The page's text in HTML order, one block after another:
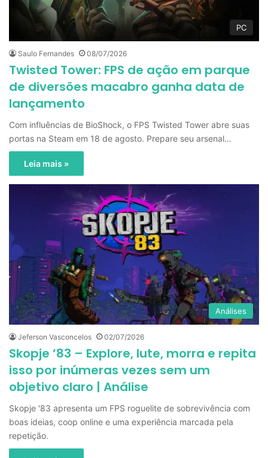
PC
Saulo Fernandes 08/07/2026
Twisted Tower: FPS de ação em parque
de diversões macabro ganha data de
lançamento
Com influências de BioShock, o FPS Twisted Tower abre suas
portas na Steam em 18 de agosto. Prepare seu arsenal…
Leia mais »
Análises
Jeferson Vasconcelos 02/07/2026
Skopje ’83 – Explore, lute, morra e repita
isso por inúmeras vezes sem um
objetivo claro | Análise
Skopje '83 apresenta um FPS roguelite de sobrevivência com
boas ideias, coop online e uma experiência marcada pela
repetição.